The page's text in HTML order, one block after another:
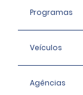
Programas
Veículos
Agências